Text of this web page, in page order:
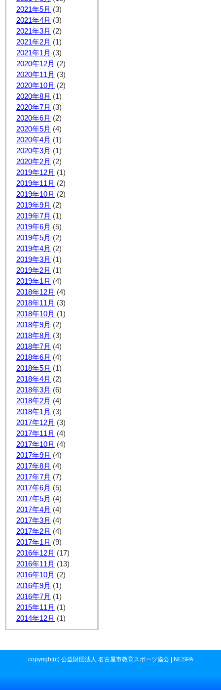
2021年5月 (3)
2021年4月 (3)
2021年3月 (2)
2021年2月 (1)
2021年1月 (3)
2020年12月 (2)
2020年11月 (3)
2020年10月 (2)
2020年8月 (1)
2020年7月 (3)
2020年6月 (2)
2020年5月 (4)
2020年4月 (1)
2020年3月 (1)
2020年2月 (2)
2019年12月 (1)
2019年11月 (2)
2019年10月 (2)
2019年9月 (2)
2019年7月 (1)
2019年6月 (5)
2019年5月 (2)
2019年4月 (2)
2019年3月 (1)
2019年2月 (1)
2019年1月 (4)
2018年12月 (4)
2018年11月 (3)
2018年10月 (1)
2018年9月 (2)
2018年8月 (3)
2018年7月 (4)
2018年6月 (4)
2018年5月 (1)
2018年4月 (2)
2018年3月 (6)
2018年2月 (4)
2018年1月 (3)
2017年12月 (3)
2017年11月 (4)
2017年10月 (4)
2017年9月 (4)
2017年8月 (4)
2017年7月 (7)
2017年6月 (5)
2017年5月 (4)
2017年4月 (4)
2017年3月 (4)
2017年2月 (4)
2017年1月 (9)
2016年12月 (17)
2016年11月 (13)
2016年10月 (2)
2016年9月 (1)
2016年7月 (1)
2015年11月 (1)
2014年12月 (1)
copyright(c) 公益財団法人 名古屋市教育スポーツ協会 | NESPA